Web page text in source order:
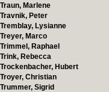
Traun, Marlene
Travnik, Peter
Tremblay, Lysianne
Treyer, Marco
Trimmel, Raphael
Trink, Rebecca
Trockenbacher, Hubert
Troyer, Christian
Trummer, Sigrid